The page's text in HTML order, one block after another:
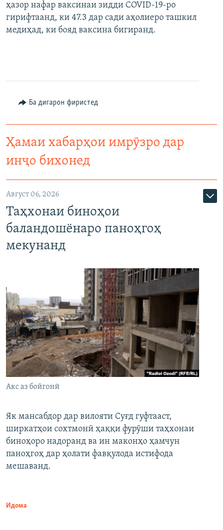
ҳазор нафар ваксинаи зидди COVID-19-ро
гирифтаанд, ки 47.3 дар сади аҳолиеро ташкил
медиҳад, ки бояд ваксина бигиранд.
Ба дигарон фиристед
Ҳамаи хабарҳои имрӯзро дар
инҷо бихонед
Август 06, 2026
Таҳхонаи биноҳои
баландошёнаро паноҳгоҳ
мекунанд
Акс аз бойгонӣ
Як мансабдор дар вилояти Суғд гуфтааст,
ширкатҳои сохтмонӣ ҳаққи фурӯши таҳхонаи
биноҳоро надоранд ва ин маконҳо ҳамчун
паноҳгоҳ дар ҳолати фавқулода истифода
мешаванд.
Идома